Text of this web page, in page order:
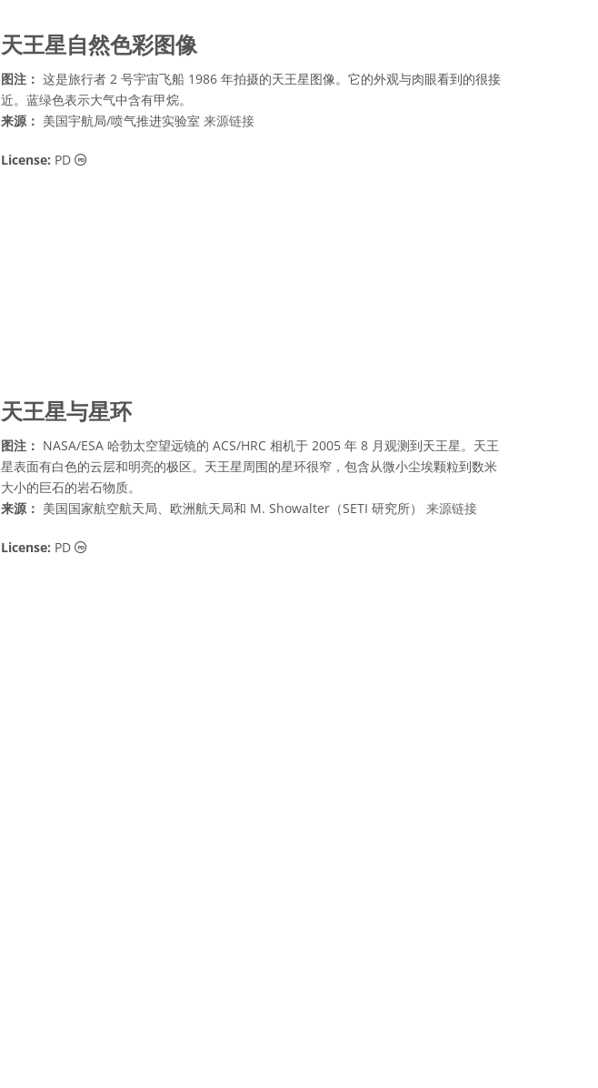
天王星自然色彩图像
图注： 这是旅行者 2 号宇宙飞船 1986 年拍摄的天王星图像。它的外观与肉眼看到的很接
近。蓝绿色表示大气中含有甲烷。
来源： 美国宇航局/喷气推进实验室 来源链接
License: PD 公共领域 图标
天王星与星环
图注： NASA/ESA 哈勃太空望远镜的 ACS/HRC 相机于 2005 年 8 月观测到天王星。天王
星表面有白色的云层和明亮的极区。天王星周围的星环很窄，包含从微小尘埃颗粒到数米
大小的巨石的岩石物质。
来源： 美国国家航空航天局、欧洲航天局和 M. Showalter（SETI 研究所） 来源链接
License: PD 公共领域 图标